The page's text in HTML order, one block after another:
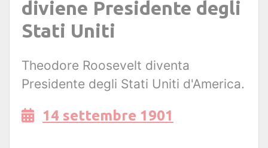
diviene Presidente degli
Stati Uniti
Theodore Roosevelt diventa
Presidente degli Stati Uniti d'America.
14 settembre 1901